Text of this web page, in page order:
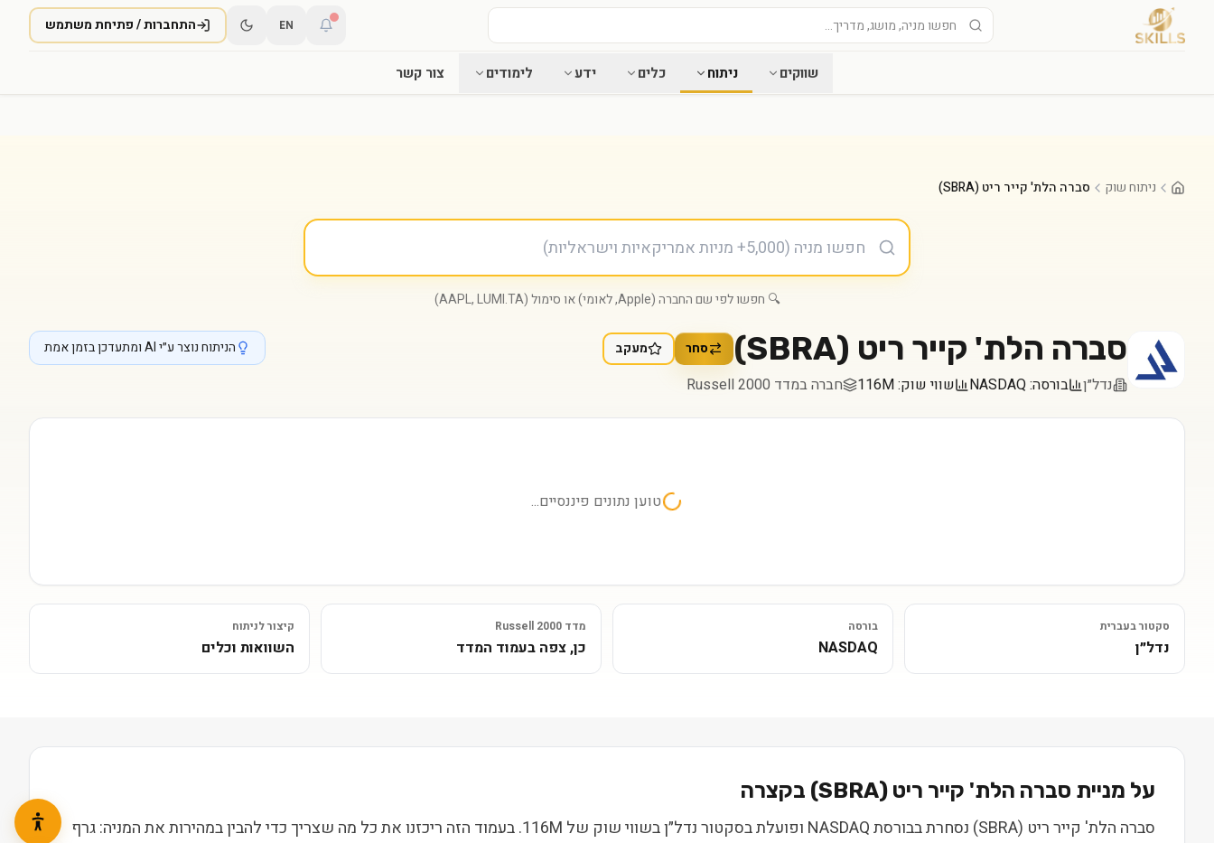
EN התחברות / פתיחת משתמש
שווקים ניתוח כלים ידע לימודים צור קשר
ניתוח שוק סברה הלת' קייר ריט (SBRA)
🔍 חפשו לפי שם החברה (Apple, לאומי) או סימול (AAPL, LUMI.TA)
סברה הלת' קייר ריט (
SBRA
) סחר מעקב
נדל״ן בורסה:NASDAQ שווי שוק:116M חברה במדד Russell 2000
הניתוח נוצר ע״י AI ומתעדכן בזמן אמת
טוען נתונים פיננסיים...
סקטור בעברית
נדל״ן
בורסה
NASDAQ
מדד Russell 2000
כן, צפה בעמוד המדד
קיצור לניתוח
השוואות וכלים
על מניית סברה הלת' קייר ריט (
SBRA) בקצרה
סברה הלת' קייר ריט (SBRA) נסחרת בבורסת NASDAQ ופועלת בסקטור נדל״ן בשווי שוק של 116M. בעמוד הזה ריכזנו את כל מה שצריך כדי להבין במהירות את המניה: גרף